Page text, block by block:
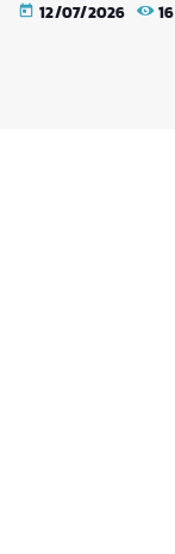
today 12/07/2026 16